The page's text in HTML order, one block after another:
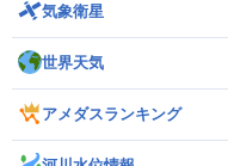
気象衛星
世界天気
アメダスランキング